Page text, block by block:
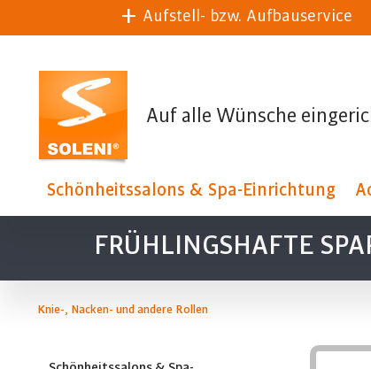
Aufstell- bzw. Aufbauservice
Auf alle Wünsche
Schönheitssalons & Spa-Einrichtung
FRÜHLINGSHAFTE
Knie-, Nacken- und andere Rollen